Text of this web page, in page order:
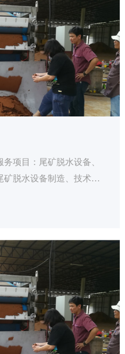
项目：尾矿脱水设备、
矿脱水设备制造、技术研